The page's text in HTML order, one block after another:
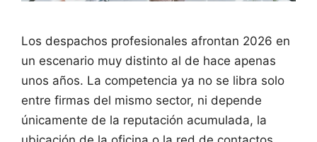
Los despachos profesionales afrontan 2026 en
un escenario muy distinto al de hace apenas
unos años. La competencia ya no se libra solo
entre firmas del mismo sector, ni depende
únicamente de la reputación acumulada, la